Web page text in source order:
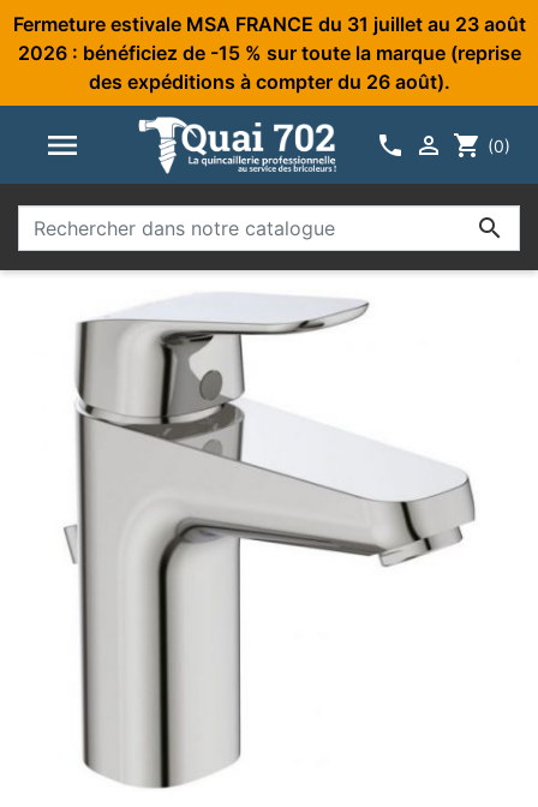
Fermeture estivale MSA FRANCE du 31 juillet au 23 août
2026 : bénéficiez de -15 % sur toute la marque (reprise
des expéditions à compter du 26 août).
   shopping_cart (0)
